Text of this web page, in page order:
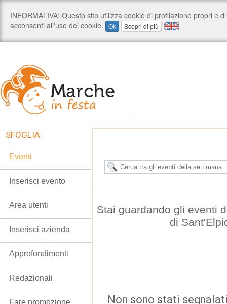
Stai guardando gli eventi
di
Non sono stati
SFOGLIA:
Eventi
Inserisci evento
Area utenti
Inserisci azienda
Approfondimenti
Redazionali
Fare promozione